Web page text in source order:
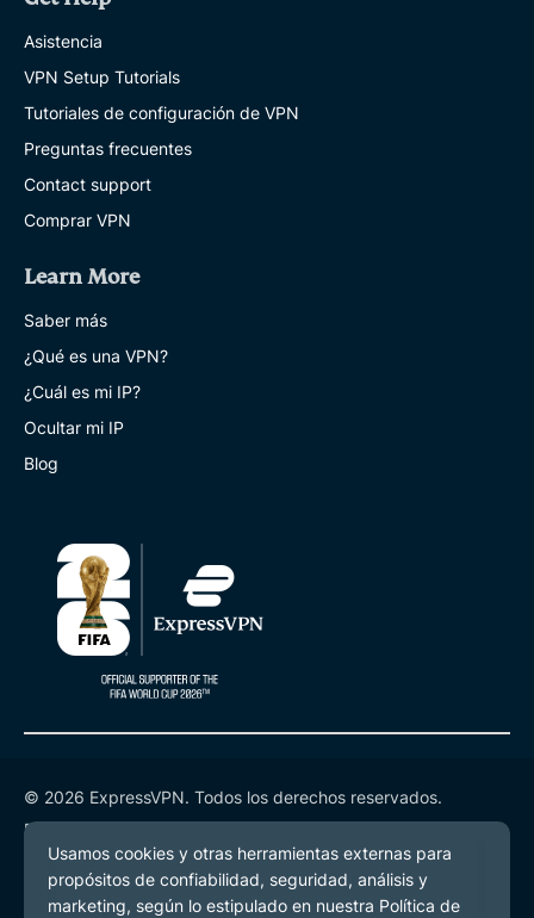
Asistencia
VPN Setup Tutorials
Tutoriales de configuración de VPN
Preguntas frecuentes
Contact support
Comprar VPN
Learn More
Saber más
¿Qué es una VPN?
¿Cuál es mi IP?
Ocultar mi IP
Blog
© 2026 ExpressVPN. Todos los derechos reservados.
Política de Privacidad
Términos de Servicio
Preferencias de cookies